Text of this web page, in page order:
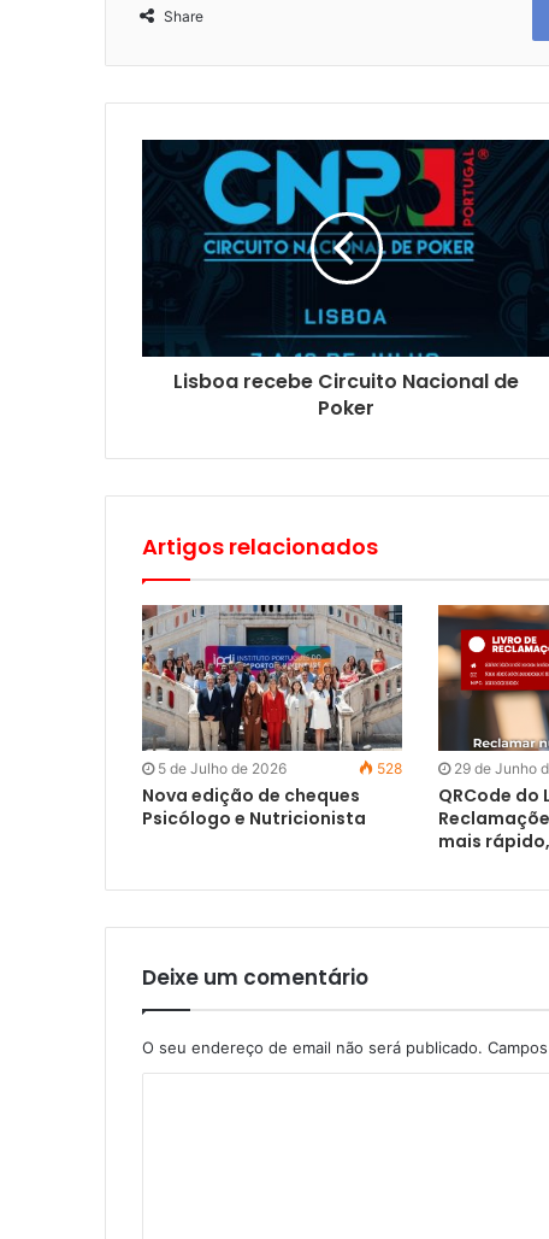
Share
Lisboa recebe Circuito Nacional de
Poker
Artigos relacionados
5 de Julho de 2026 528
Nova edição de cheques
Psicólogo e Nutricionista
29 de Junho
QRCode do
mais
Deixe um comentário
O seu endereço de email não será publicado.